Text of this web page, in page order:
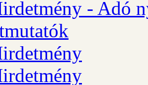
- Adó